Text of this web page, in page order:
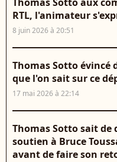
RTL, l'animateur
8 juin 2026 à 20:51
Thomas Sotto évincé
que l'on sait sur ce
17 mai 2026 à 22:14
Thomas Sotto sait
soutien à Bruce
avant de faire son